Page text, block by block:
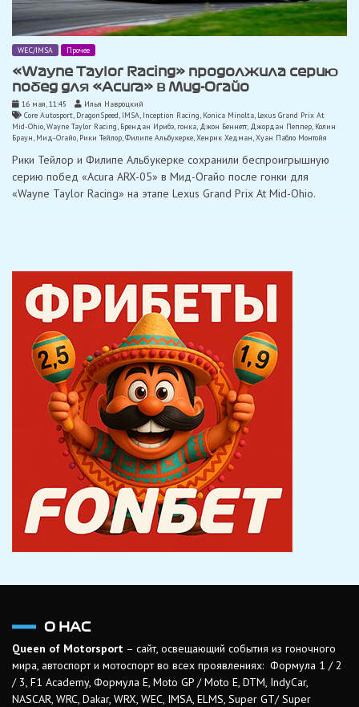
WEC/IMSA Прочее
«Wayne Taylor Racing» продолжила серию
побед для «Acura» в Мид-Огайо
16 мая, 11:45
Илья Навроцкий
Core Autosport, DragonSpeed, IMSA, Inception Racing, Konica Minolta, Lexus Grand Prix At
Mid-Ohio,Wayne Taylor Racing, Брендан Ирибэ, гонка, Джон Беннетт, Джордан Пеппер, Колин
Браун, Мид-Огайо, Рики Тейлор,Филипе Альбукерке,Хенрик Хедман,Хуан Пабло Монтойя
Рики Тейлор и Филипе Альбукерке сохранили беспроигрышную
серию побед «Acura ARX-05» в Мид-Огайо после гонки для
«Wayne Taylor Racing» на этапе Lexus Grand Prix At Mid-Ohio.
О НАС
Queen of Motorsport – сайт, освещающий события из гоночного
мира, автоспорт и мотоспорт во всех проявлениях: Формула 1 / 2
/ 3, F1 Academy, Формула Е, Moto GP / Moto E, DTM, IndyCar,
NASCAR, WRC, Dakar, WRX, WEC, IMSA, ELMS, Super GT/ Super